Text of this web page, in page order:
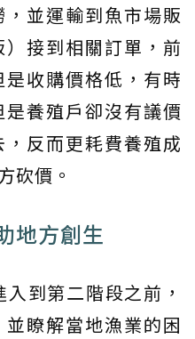
並運輸到魚市場販
接到相關訂單，前
收購價格低，有時
養殖戶卻沒有議價
反而更耗費養殖成
砍價。
地方創生
到第二階段之前，
瞭解當地漁業的困